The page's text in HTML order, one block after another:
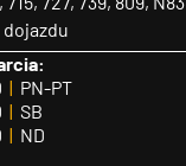
| PN-PT
| SB
| ND